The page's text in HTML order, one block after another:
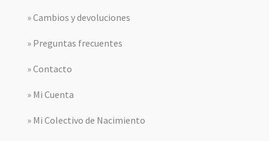
» Cambios y devoluciones
» Preguntas frecuentes
» Contacto
» Mi Cuenta
» Mi Colectivo de Nacimiento